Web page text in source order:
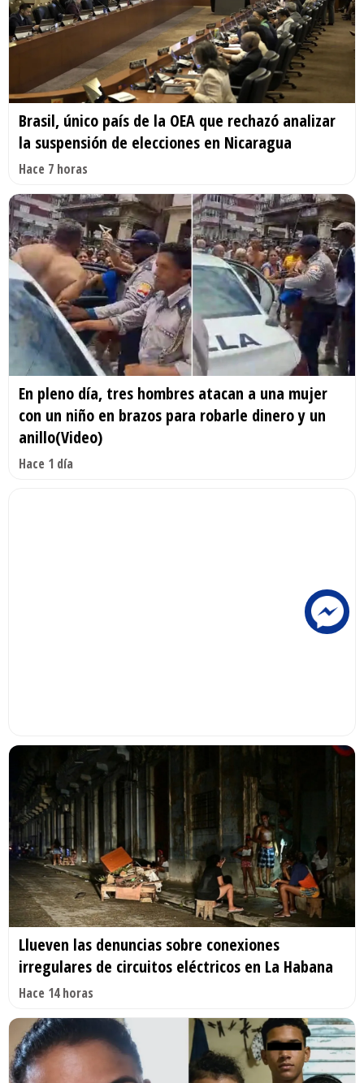
Brasil, único país de la OEA que rechazó analizar
la suspensión de elecciones en Nicaragua
Hace 7 horas
En pleno día, tres hombres atacan a una mujer
con un niño en brazos para robarle dinero y un
anillo(Video)
Hace 1 día
Llueven las denuncias sobre conexiones
irregulares de circuitos eléctricos en La Habana
Hace 14 horas